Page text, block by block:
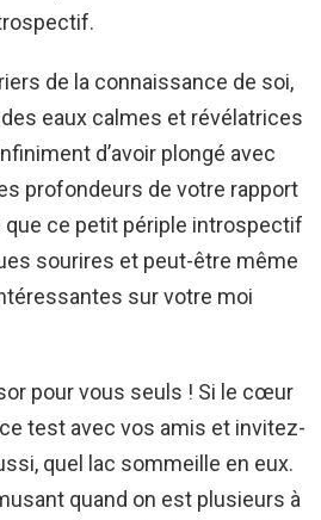
de la connaissance de soi,
eaux calmes et révélatrices
d’avoir plongé avec
profondeurs de votre rapport
que ce petit périple introspectif
sourires et peut-être même
sur votre moi
pour vous seuls ! Si le cœur
test avec vos amis et invitez-
quel lac sommeille en eux.
quand on est plusieurs à